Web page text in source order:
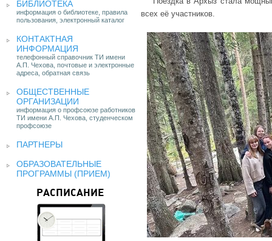
БИБЛИОТЕКА
информация о библиотеке, правила
пользования, электронный каталог
КОНТАКТНАЯ
ИНФОРМАЦИЯ
телефонный справочник ТИ имени
А.П. Чехова, почтовые и электронные
адреса, обратная связь
ОБЩЕСТВЕННЫЕ
ОРГАНИЗАЦИИ
информация о профсоюзе работников
ТИ имени А.П. Чехова, студенческом
профсоюзе
ПАРТНЕРЫ
ОБРАЗОВАТЕЛЬНЫЕ
ПРОГРАММЫ (ПРИЕМ)
РАСПИСАНИЕ
всех её участников.